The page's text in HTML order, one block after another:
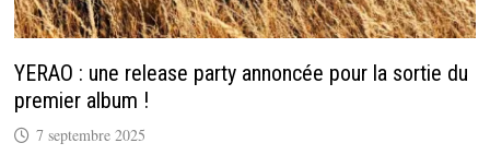
YERAO : une release party annoncée pour la sortie du
premier album !
7 septembre 2025